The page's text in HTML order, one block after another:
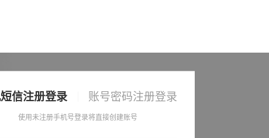
信注册登录 账号密码注册登录
使用未注册手机号登录将直接创建账号